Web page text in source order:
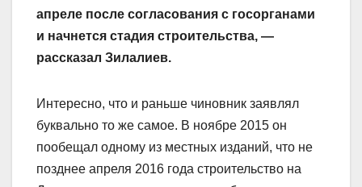
апреле после согласования с госорганами
и начнется стадия строительства, —
рассказал Зилалиев.
Интересно, что и раньше чиновник заявлял
буквально то же самое. В ноябре 2015 он
пообещал одному из местных изданий, что не
позднее апреля 2016 года строительство на